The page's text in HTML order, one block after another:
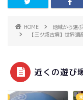
HOME 地域から選ぶ
【三ツ城古墳】世界
近くの遊び